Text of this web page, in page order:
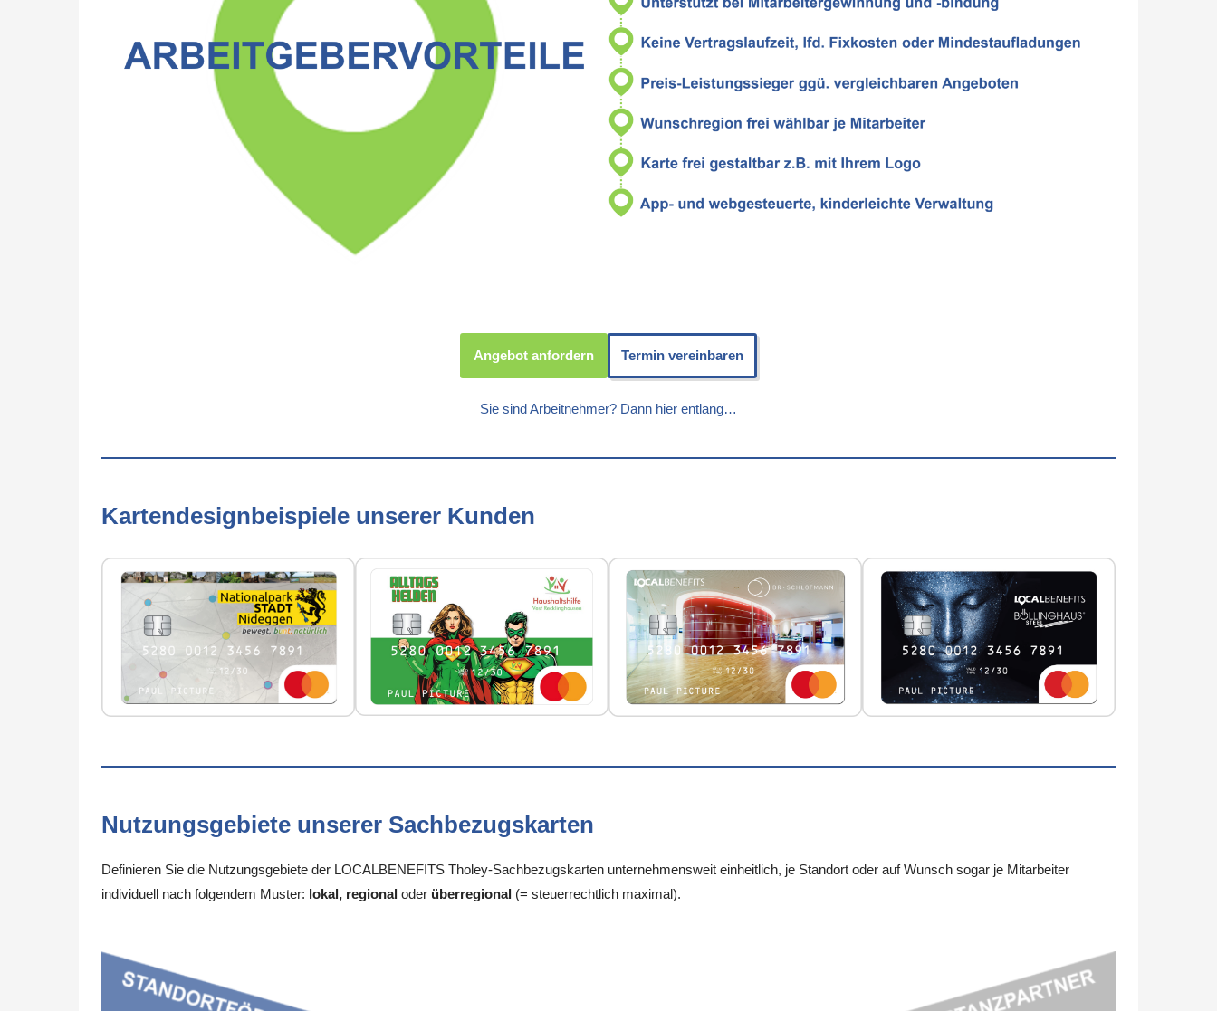
Angebot anfordern Termin vereinbaren
Sie sind Arbeitnehmer? Dann hier entlang…
Kartendesignbeispiele unserer Kunden
Nutzungsgebiete unserer Sachbezugskarten
Definieren Sie die Nutzungsgebiete der LOCALBENEFITS Tholey-Sachbezugskarten unternehmensweit einheitlich, je Standort oder auf Wunsch sogar je Mitarbeiter
individuell nach folgendem Muster: lokal, regional oder überregional (= steuerrechtlich maximal).